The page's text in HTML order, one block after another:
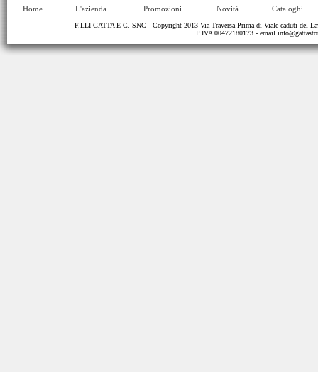
Home L'azienda Promozioni Novità Cataloghi
F.LLI GATTA E C. SNC - Copyright 2013 Via Traversa Prima di Viale caduti del
P.IVA 00472180173 - email